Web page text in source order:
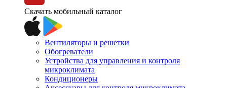
Скачать мобильный каталог
Вентиляторы и решетки
Обогреватели
Устройства для управления и контроля
микроклимата
Кондиционеры